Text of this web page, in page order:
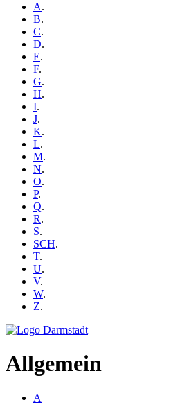
A.
B.
C.
D.
E.
F.
G.
H.
I.
J.
K.
L.
M.
N.
O.
P.
Q.
R.
S.
SCH.
T.
U.
V.
W.
Z.
Allgemein
A